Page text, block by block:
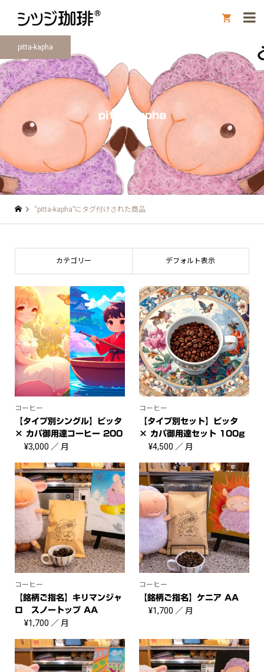

pitta-kapha
pitta-kapha
“pitta-kapha”にタグ付けされた商品
カテゴリー デフォルト表示
コーヒー
【タイプ別シングル】ピッタ
× カパ御用達コーヒー 200
¥3,000 ／ 月
コーヒー
【タイプ別セット】ピッタ
× カパ御用達セット 100g
×3種...
¥4,500 ／ 月
コーヒー
【銘柄ご指名】キリマンジャ
ロ スノートップ AA
¥1,700 ／ 月
コーヒー
【銘柄ご指名】ケニア AA
¥1,700 ／ 月